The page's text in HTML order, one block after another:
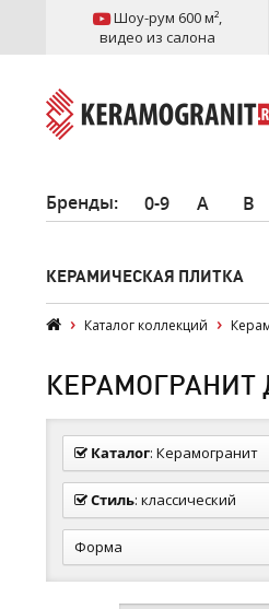
Шоу-рум 600 м²,
видео из салона
Бренды: 0-9 A B
КЕРАМИЧЕСКАЯ ПЛИТКА
Каталог коллекций
КЕРАМОГРАНИТ
Каталог: Керамогранит
Стиль: классический
Форма